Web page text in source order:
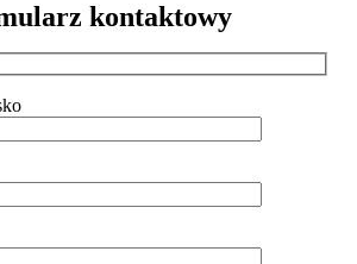
kontaktowy